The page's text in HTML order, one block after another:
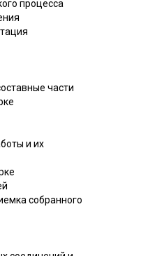
процесса
части
и их
собранного